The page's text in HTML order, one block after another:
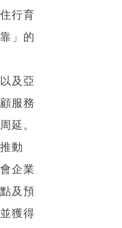
行育
」的
及亞
服務
延。
動
企業
及預
獲得